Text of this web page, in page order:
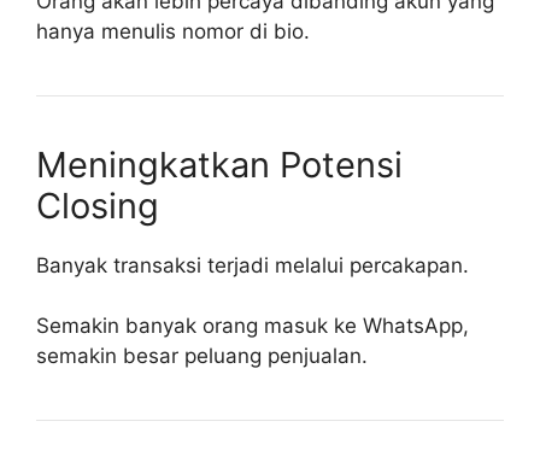
hanya menulis nomor di bio.
Meningkatkan Potensi
Closing
Banyak transaksi terjadi melalui percakapan.
Semakin banyak orang masuk ke WhatsApp,
semakin besar peluang penjualan.